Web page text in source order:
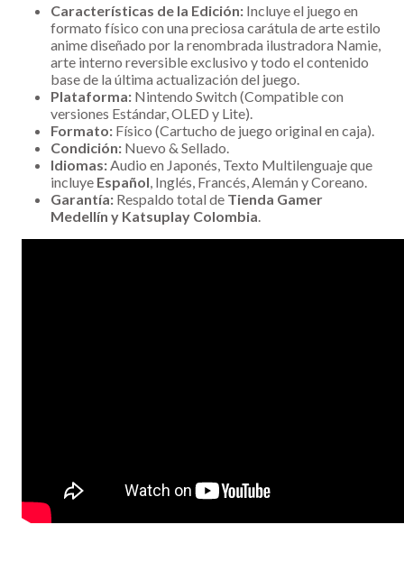
Características de la Edición: Incluye el juego en
formato físico con una preciosa carátula de arte estilo
anime diseñado por la renombrada ilustradora Namie,
arte interno reversible exclusivo y todo el contenido
base de la última actualización del juego.
Plataforma: Nintendo Switch (Compatible con
versiones Estándar, OLED y Lite).
Formato: Físico (Cartucho de juego original en caja).
Condición: Nuevo & Sellado.
Idiomas:Audio en Japonés, Texto Multilenguaje que
incluye Español, Inglés, Francés, Alemán y Coreano.
Garantía: Respaldo total de Tienda Gamer
Medellín y Katsuplay Colombia.